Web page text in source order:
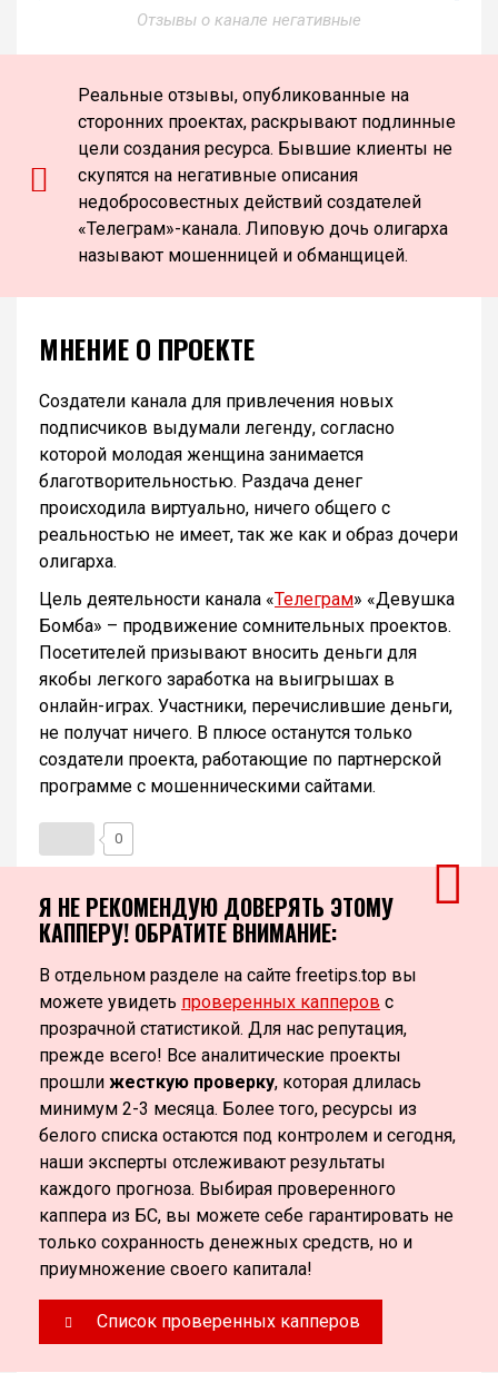
Отзывы о канале негативные
Реальные отзывы, опубликованные на
сторонних проектах, раскрывают подлинные
цели создания ресурса. Бывшие клиенты не
скупятся на негативные описания
недобросовестных действий создателей
«Телеграм»-канала. Липовую дочь олигарха
называют мошенницей и обманщицей.
МНЕНИЕ О ПРОЕКТЕ
Создатели канала для привлечения новых
подписчиков выдумали легенду, согласно
которой молодая женщина занимается
благотворительностью. Раздача денег
происходила виртуально, ничего общего с
реальностью не имеет, так же как и образ дочери
олигарха.
Цель деятельности канала «Телеграм» «Девушка
Бомба» – продвижение сомнительных проектов.
Посетителей призывают вносить деньги для
якобы легкого заработка на выигрышах в
онлайн-играх. Участники, перечислившие деньги,
не получат ничего. В плюсе останутся только
создатели проекта, работающие по партнерской
программе с мошенническими сайтами.
0
Я НЕ РЕКОМЕНДУЮ ДОВЕРЯТЬ ЭТОМУ
КАППЕРУ! ОБРАТИТЕ ВНИМАНИЕ:
В отдельном разделе на сайте freetips.top вы
можете увидеть проверенных капперов с
прозрачной статистикой. Для нас репутация,
прежде всего! Все аналитические проекты
прошли жесткую проверку, которая длилась
минимум 2-3 месяца. Более того, ресурсы из
белого списка остаются под контролем и сегодня,
наши эксперты отслеживают результаты
каждого прогноза. Выбирая проверенного
каппера из БС, вы можете себе гарантировать не
только сохранность денежных средств, но и
приумножение своего капитала!
Список проверенных капперов